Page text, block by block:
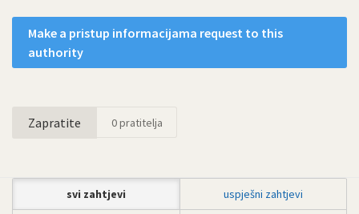
Make a pristup informacijama request to this
authority
Zapratite 0pratitelja
svi zahtjevi uspješni zahtjevi